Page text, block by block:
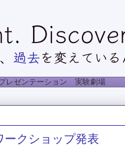
レゼンテーション 実験劇場
ークショップ発表